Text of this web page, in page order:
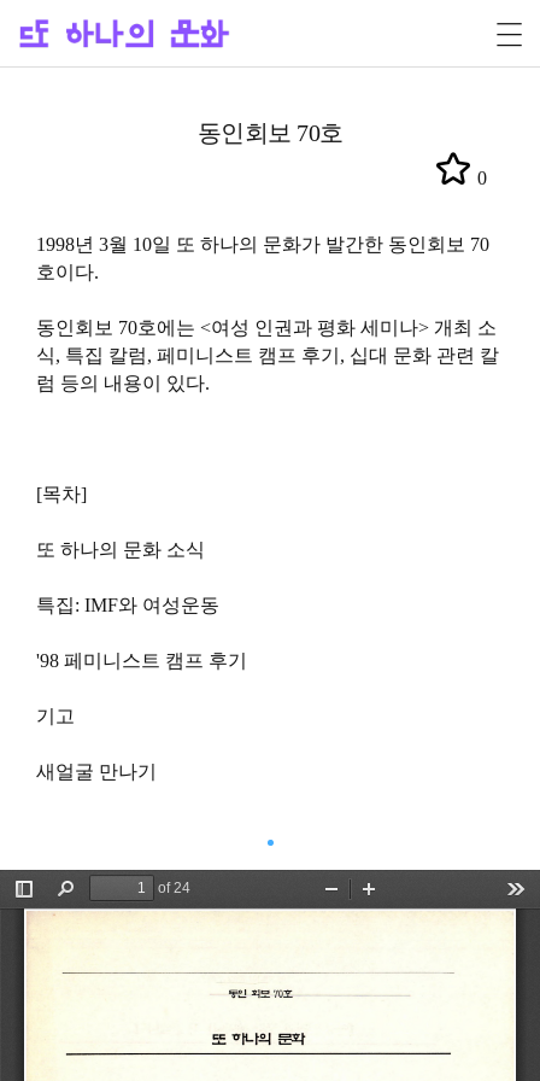
동인회보 70호
0
1998년 3월 10일 또 하나의 문화가 발간한 동인회보 70
호이다.
동인회보 70호에는 <여성 인권과 평화 세미나> 개최 소
식, 특집 칼럼, 페미니스트 캠프 후기, 십대 문화 관련 칼
럼 등의 내용이 있다.
[목차]
또 하나의 문화 소식
특집: IMF와 여성운동
'98 페미니스트 캠프 후기
기고
새얼굴 만나기